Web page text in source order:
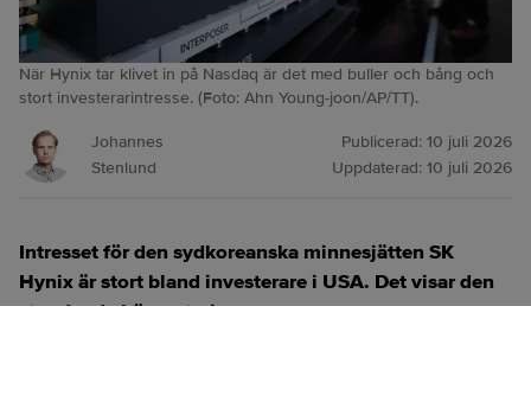
När Hynix tar klivet in på Nasdaq är det med buller och bång och
stort investerarintresse. (Foto: Ahn Young-joon/AP/TT).
Johannes
Stenlund
Publicerad: 10 juli 2026
Uppdaterad: 10 juli 2026
Intresset för den sydkoreanska minnesjätten SK
Hynix är stort bland investerare i USA. Det visar den
stundande börsnoteringen.